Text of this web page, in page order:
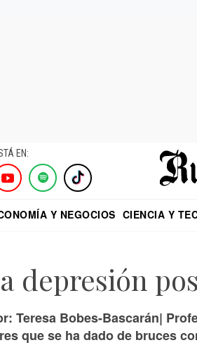
EN:
Y NEGOCIOS CIENCIA Y
depresión
Teresa Bobes-Bascarán|
que se ha dado de bruces